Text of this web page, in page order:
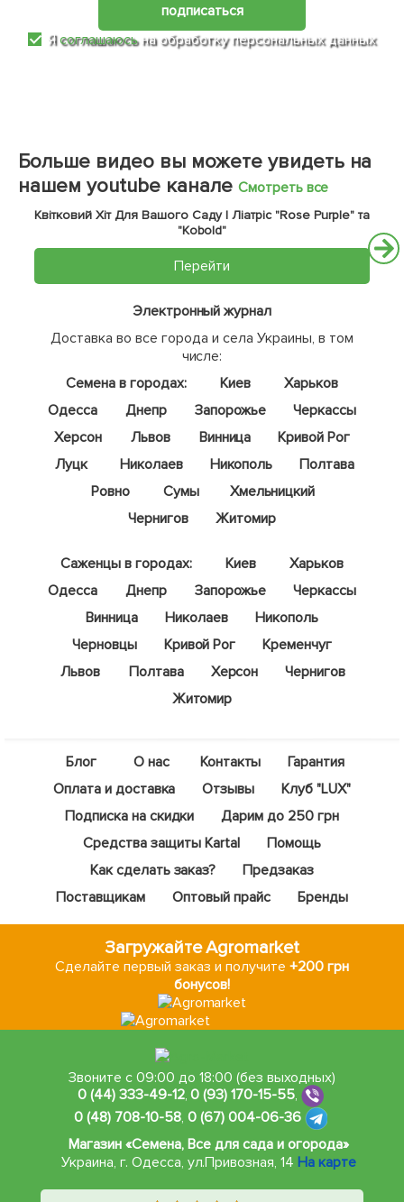
подписаться
Ясоглашаюсьна обработку персональных данных
Больше видео вы можете увидеть на
нашем youtube канале Смотреть все
Квітковий Хіт Для Вашого Саду | Ліатріс "Rose Purple" та
"Kobold"
Перейти
Электронный журнал
Доставка во все города и села Украины, в том
числе:
Семена в городах:
Киев
Харьков
Одесса
Днепр Запорожье
Черкассы
Херсон
Львов Винница
Кривой Рог
Луцк
Николаев Никополь
Полтава
Ровно
Сумы
Хмельницкий
Чернигов
Житомир
Саженцы в городах: Киев
Харьков
Одесса
Днепр Запорожье
Черкассы
Винница
Николаев
Никополь
Черновцы
Кривой Рог
Кременчуг
Львов
Полтава Херсон
Чернигов
Житомир
Блог О нас Контакты
Гарантия
Оплата и доставка
Отзывы
Клуб "LUX"
Подписка на скидки
Дарим до 250 грн
Средства защиты Kartal
Помощь
Как сделать заказ?
Предзаказ
Поставщикам
Оптовый прайс Бренды
Загружайте Agromarket
Сделайте первый заказ и получите +200 грн
бонусов!
Звоните с 09:00 до 18:00 (без выходных)
0 (44) 333-49-12,0 (93) 170-15-55,
0 (48) 708-10-58, 0 (67) 004-06-36
Магазин «Семена, Все для сада и огорода»
Украина, г. Одесса, ул.Привозная, 14 На карте